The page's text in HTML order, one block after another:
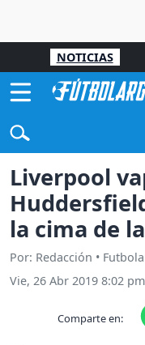
NOTICIAS
Liverpool
la cima de
Por: Redacción •
Vie, 26 Abr 2019 8:02 pm
Comparte en: